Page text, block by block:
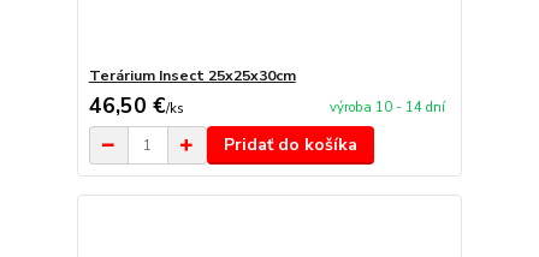
Terárium Insect 25x25x30cm
46,50 €/ks výroba 10 - 14 dní
Pridať do košíka